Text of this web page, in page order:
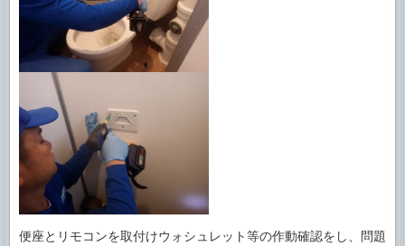
便座とリモコンを取付けウォシュレット等の作動確認をし、問題